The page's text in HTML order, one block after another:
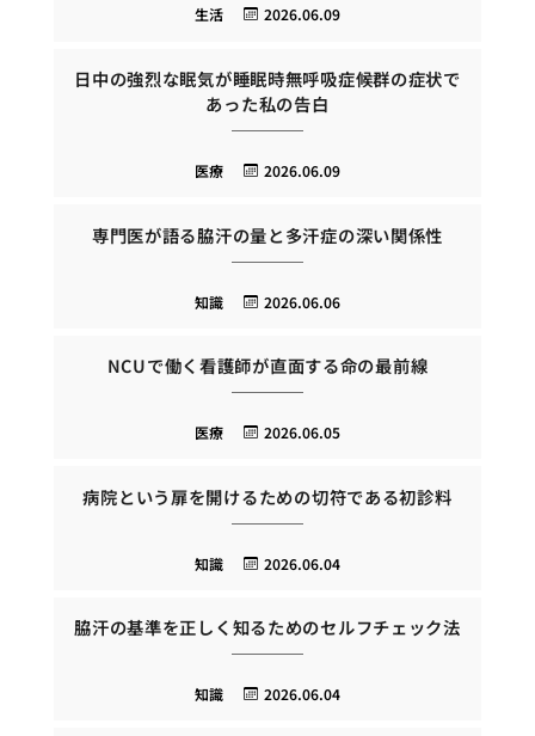
2026.06.09
生活
日中の強烈な眠気が睡眠時無呼吸症候群の症状で
あった私の告白
2026.06.09
医療
専門医が語る脇汗の量と多汗症の深い関係性
2026.06.06
知識
NCUで働く看護師が直面する命の最前線
2026.06.05
医療
病院という扉を開けるための切符である初診料
2026.06.04
知識
脇汗の基準を正しく知るためのセルフチェック法
2026.06.04
知識